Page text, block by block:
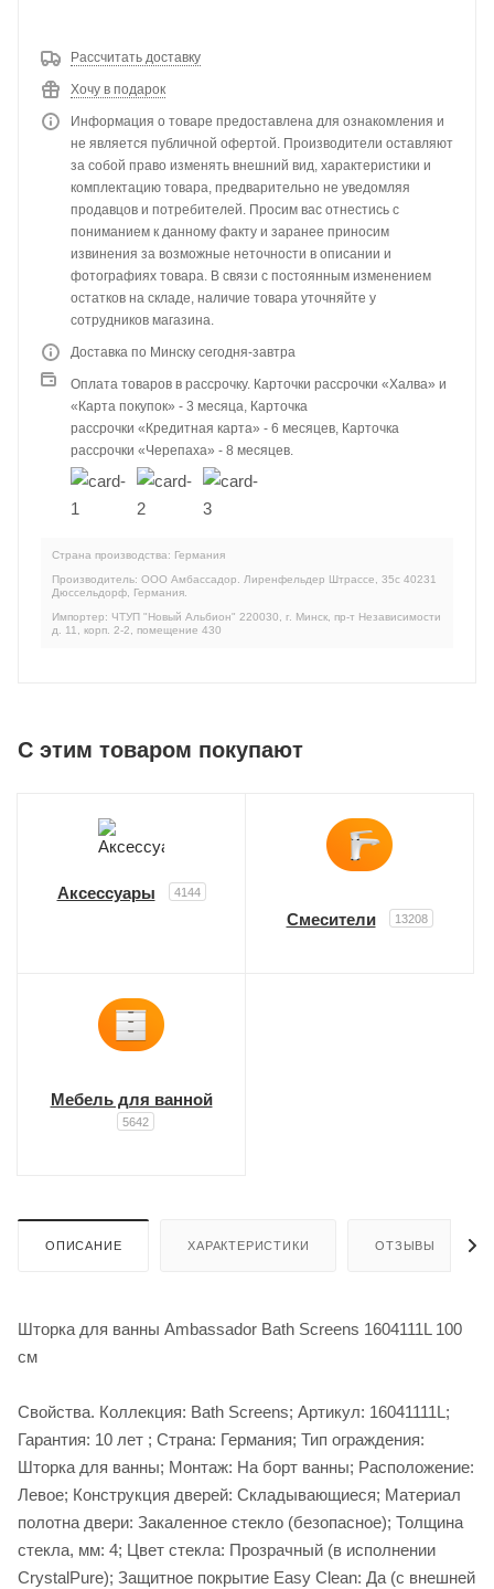
Рассчитать доставку
Хочу в подарок
Информация о товаре предоставлена для ознакомления и
не является публичной офертой. Производители оставляют
за собой право изменять внешний вид, характеристики и
комплектацию товара, предварительно не уведомляя
продавцов и потребителей. Просим вас отнестись с
пониманием к данному факту и заранее приносим
извинения за возможные неточности в описании и
фотографиях товара. В связи с постоянным изменением
остатков на складе, наличие товара уточняйте у
сотрудников магазина.
Доставка по Минску сегодня-завтра
Оплата товаров в рассрочку. Карточки рассрочки «Халва» и
«Карта покупок» - 3 месяца, Карточка
рассрочки «Кредитная карта» - 6 месяцев, Карточка
рассрочки «Черепаха» - 8 месяцев.
Страна производства: Германия
Производитель: ООО Амбассадор. Лиренфельдер Штрассе, 35c 40231
Дюссельдорф, Германия.
Импортер: ЧТУП "Новый Альбион" 220030, г. Минск, пр-т Независимости
д. 11, корп. 2-2, помещение 430
C этим товаром покупают
Аксессуары 4144
Смесители 13208
Мебель для ванной
5642
ОПИСАНИЕ ХАРАКТЕРИСТИКИ ОТЗЫВЫ
Шторка для ванны Ambassador Bath Screens 1604111L 100
см
Свойства. Коллекция: Bath Screens; Артикул: 16041111L;
Гарантия: 10 лет ; Страна: Германия; Тип ограждения:
Шторка для ванны; Монтаж: На борт ванны; Расположение:
Левое; Конструкция дверей: Cкладывающиеся; Материал
полотна двери: Закаленное стекло (безопасное); Толщина
стекла, мм: 4; Цвет стекла: Прозрачный (в исполнении
CrystalPure); Защитное покрытие Easy Clean: Да (с внешней